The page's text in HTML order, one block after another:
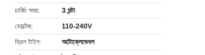
চার্জিং সময়
3 ঘন্টা
ভোল্টেজ
110-240V
ড্রিল টাইপ
অটোক্লেভেবল